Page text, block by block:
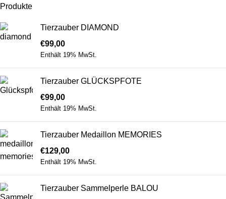
Produkte
Tierzauber DIAMOND
€99,00
Enthält 19% MwSt.
Tierzauber GLÜCKSPFOTE
€99,00
Enthält 19% MwSt.
Tierzauber Medaillon MEMORIES
€129,00
Enthält 19% MwSt.
Tierzauber Sammelperle BALOU